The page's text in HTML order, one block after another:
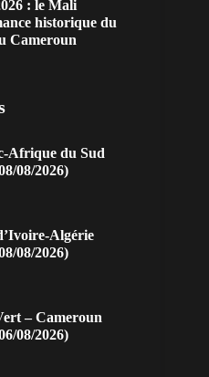
: le Mali
historique du
Cameroun
Afrique du Sud
08/2026)
Algérie
08/2026)
– Cameroun
08/2026)